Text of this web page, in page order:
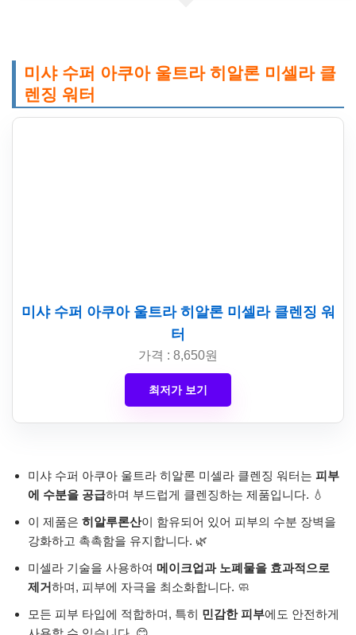
미샤 수퍼 아쿠아 울트라 히알론 미셀라 클
렌징 워터
미샤 수퍼 아쿠아 울트라 히알론 미셀라 클렌징 워
터
가격 : 8,650원
최저가 보기
미샤 수퍼 아쿠아 울트라 히알론 미셀라 클렌징 워터는 피부
에 수분을 공급하며 부드럽게 클렌징하는 제품입니다. 💧
이 제품은 히알루론산이 함유되어 있어 피부의 수분 장벽을
강화하고 촉촉함을 유지합니다. 🌿
미셀라 기술을 사용하여 메이크업과 노폐물을 효과적으로
제거하며, 피부에 자극을 최소화합니다. 🧼
모든 피부 타입에 적합하며, 특히 민감한 피부에도 안전하게